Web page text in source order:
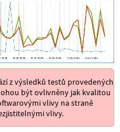
z výsledků testů provedených
být ovlivněny jak kvalitou
vlivy na straně
vlivy.